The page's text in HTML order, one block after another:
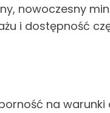
nowoczesny
i dostępność
na